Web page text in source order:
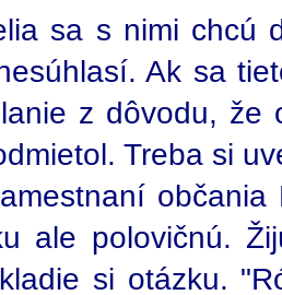
sa s nimi chcú
Ak sa
z dôvodu, že
Treba si
ale polovičnú.
si otázku.